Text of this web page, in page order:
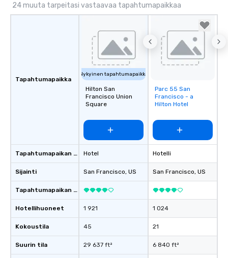
24 muuta tarpeitasi vastaavaa tapahtumapaikkaa
Tapahtumapaikka
Tapahtumapaikan tyyppi
Sijainti
Tapahtumapaikan luokitus
Hotellihuoneet
Kokoustila
Suurin tila
Nykyinen tapahtumapaikka
Hilton San
Francisco Union
Square
Hotel
San Francisco, US
1 921
45
29 637 ft²
Removed from
favorites
Parc 55 San
Francisco - a
Hilton Hotel
Hotelli
San Francisco, US
1 024
21
6 840 ft²